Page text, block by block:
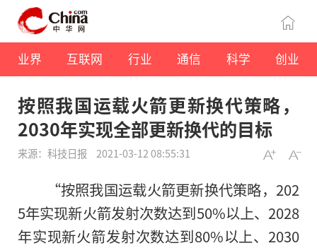
业界 互联网 行业 通信 科学 创业
按照我国运载火箭更新换代策略，
2030年实现全部更新换代的目标
来源：科技日报 2021-03-12 08:55:31
“按照我国运载火箭更新换代策略，202
5年实现新火箭发射次数达到50%以上、2028
年实现新火箭发射次数达到80%以上、2030